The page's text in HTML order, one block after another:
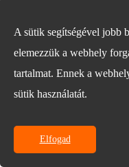
Dutch
Filipino
Finnish
Frisian
Galician
Haitian
Hausa
Hawaiian
A sütik segítségével jobb
elemezzük a webhely
tartalmat. Ennek a
sütik használatát.
Elfogad